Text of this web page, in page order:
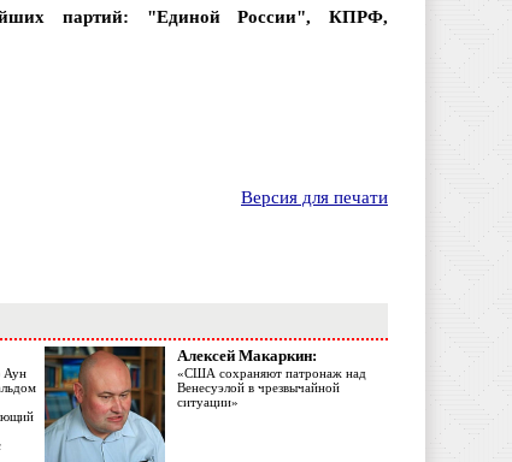
партий: "Единой России", КПРФ,
Версия для печати
Аун
Алексей Макаркин:
«США сохраняют патронаж над
Венесуэлой в чрезвычайной
ситуации»